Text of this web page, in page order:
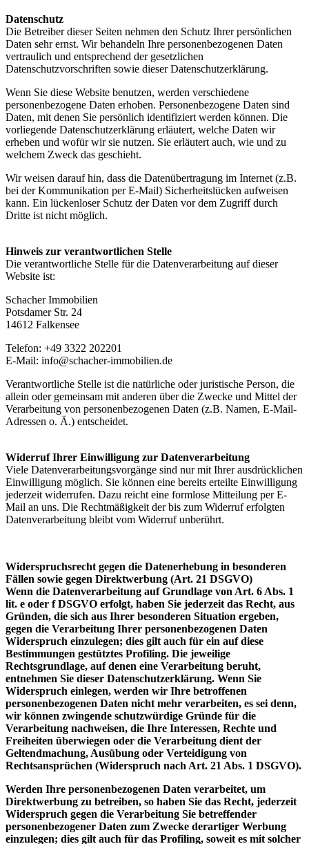
Datenschutz
Die Betreiber dieser Seiten nehmen den Schutz Ihrer persönlichen
Daten sehr ernst. Wir behandeln Ihre personenbezogenen Daten
vertraulich und entsprechend der gesetzlichen
Datenschutzvorschriften sowie dieser Datenschutzerklärung.
Wenn Sie diese Website benutzen, werden verschiedene
personenbezogene Daten erhoben. Personenbezogene Daten sind
Daten, mit denen Sie persönlich identifiziert werden können. Die
vorliegende Datenschutzerklärung erläutert, welche Daten wir
erheben und wofür wir sie nutzen. Sie erläutert auch, wie und zu
welchem Zweck das geschieht.
Wir weisen darauf hin, dass die Datenübertragung im Internet (z.B.
bei der Kommunikation per E-Mail) Sicherheitslücken aufweisen
kann. Ein lückenloser Schutz der Daten vor dem Zugriff durch
Dritte ist nicht möglich.
Hinweis zur verantwortlichen Stelle
Die verantwortliche Stelle für die Datenverarbeitung auf dieser
Website ist:
Schacher Immobilien
Potsdamer Str. 24
14612 Falkensee
Telefon: +49 3322 202201
E-Mail: info@schacher-immobilien.de
Verantwortliche Stelle ist die natürliche oder juristische Person, die
allein oder gemeinsam mit anderen über die Zwecke und Mittel der
Verarbeitung von personenbezogenen Daten (z.B. Namen, E-Mail-
Adressen o. Ä.) entscheidet.
Widerruf Ihrer Einwilligung zur Datenverarbeitung
Viele Datenverarbeitungsvorgänge sind nur mit Ihrer ausdrücklichen
Einwilligung möglich. Sie können eine bereits erteilte Einwilligung
jederzeit widerrufen. Dazu reicht eine formlose Mitteilung per E-
Mail an uns. Die Rechtmäßigkeit der bis zum Widerruf erfolgten
Datenverarbeitung bleibt vom Widerruf unberührt.
Widerspruchsrecht gegen die Datenerhebung in besonderen
Fällen sowie gegen Direktwerbung (Art. 21 DSGVO)
Wenn die Datenverarbeitung auf Grundlage von Art. 6 Abs. 1
lit. e oder f DSGVO erfolgt, haben Sie jederzeit das Recht, aus
Gründen, die sich aus Ihrer besonderen Situation ergeben,
gegen die Verarbeitung Ihrer personenbezogenen Daten
Widerspruch einzulegen; dies gilt auch für ein auf diese
Bestimmungen gestütztes Profiling. Die jeweilige
Rechtsgrundlage, auf denen eine Verarbeitung beruht,
entnehmen Sie dieser Datenschutzerklärung. Wenn Sie
Widerspruch einlegen, werden wir Ihre betroffenen
personenbezogenen Daten nicht mehr verarbeiten, es sei denn,
wir können zwingende schutzwürdige Gründe für die
Verarbeitung nachweisen, die Ihre Interessen, Rechte und
Freiheiten überwiegen oder die Verarbeitung dient der
Geltendmachung, Ausübung oder Verteidigung von
Rechtsansprüchen (Widerspruch nach Art. 21 Abs. 1 DSGVO).
Werden Ihre personenbezogenen Daten verarbeitet, um
Direktwerbung zu betreiben, so haben Sie das Recht, jederzeit
Widerspruch gegen die Verarbeitung Sie betreffender
personenbezogener Daten zum Zwecke derartiger Werbung
einzulegen; dies gilt auch für das Profiling, soweit es mit solcher